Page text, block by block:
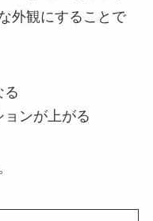
外観にすることで
る
ンが上がる